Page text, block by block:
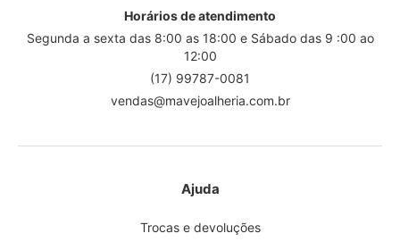
Horários de atendimento
Segunda a sexta das 8:00 as 18:00 e Sábado das 9 :00 ao
12:00
(17) 99787-0081
vendas@mavejoalheria.com.br
Ajuda
Trocas e devoluções